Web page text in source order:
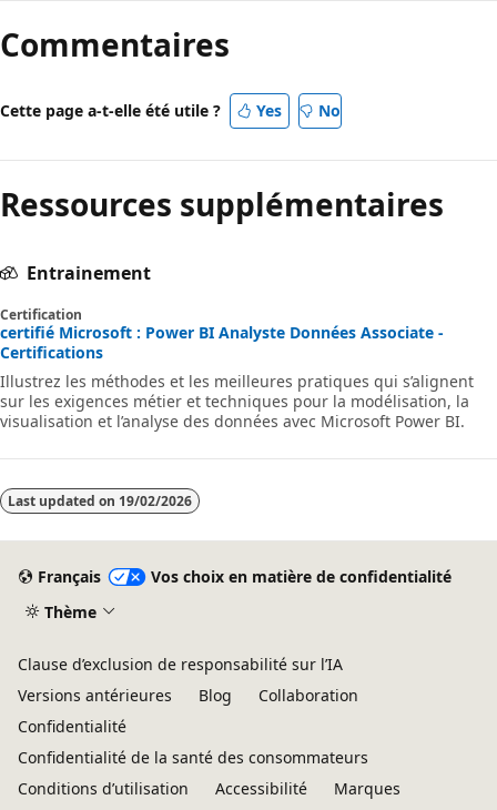
Commentaires
Cette page a-t-elle été utile ? Yes No
Ressources supplémentaires
Entrainement
Certification
certifié Microsoft : Power BI Analyste Données Associate -
Certifications
Illustrez les méthodes et les meilleures pratiques qui s’alignent
sur les exigences métier et techniques pour la modélisation, la
visualisation et l’analyse des données avec Microsoft Power BI.
Last updated on 19/02/2026
Français
Vos choix en matière de confidentialité
Thème
Clause d’exclusion de responsabilité sur l’IA
Versions antérieures
Blog
Collaboration
Confidentialité
Confidentialité de la santé des consommateurs
Conditions d’utilisation
Accessibilité
Marques